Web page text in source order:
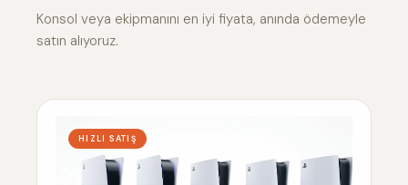
Konsol veya ekipmanını en iyi fiyata, anında ödemeyle
satın alıyoruz.
HIZLI SATIŞ